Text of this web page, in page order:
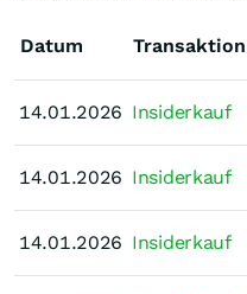
Datum
14.01.2026
14.01.2026
14.01.2026
Transaktion
14.01.2026 Insiderkauf
14.01.2026 Insiderkauf
14.01.2026 Insiderkauf